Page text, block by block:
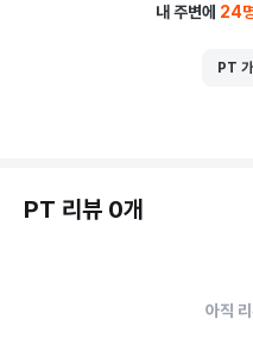
내 주변에 24
PT 가
PT 리뷰 0개
아직